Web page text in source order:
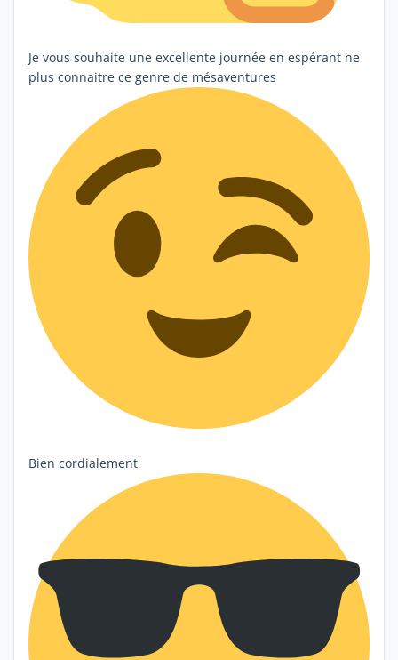
Je vous souhaite une excellente journée en espérant ne
plus connaitre ce genre de mésaventures
Bien cordialement